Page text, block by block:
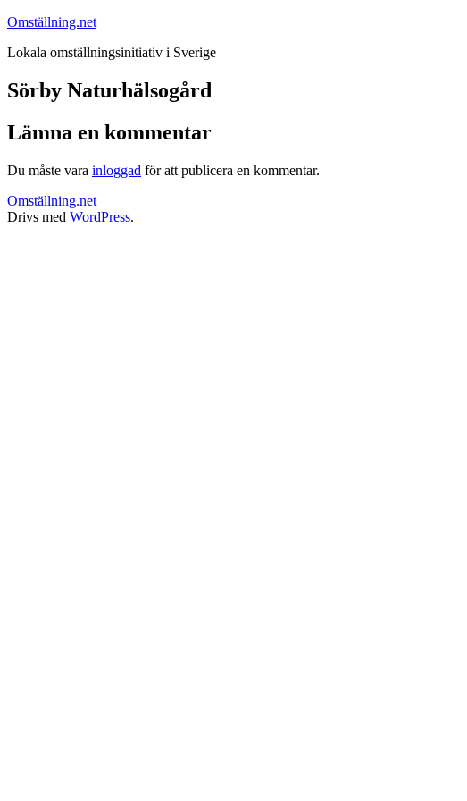
Hoppa
innehåll
Omställning.net
Lokala omställningsinitiativ i Sverige
Sörby Naturhälsogård
Lämna en kommentar
Du måste vara inloggad för att publicera en kommentar.
Omställning.net
Drivs med WordPress.